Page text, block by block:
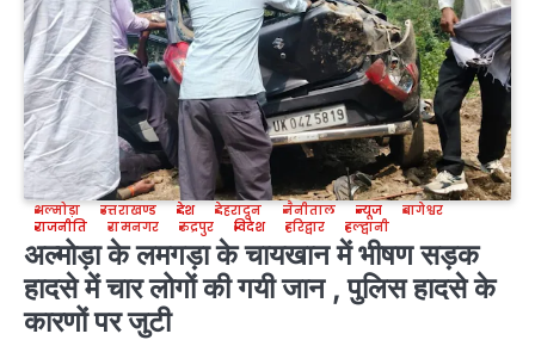
अल्मोड़ा उत्तराखण्ड देश देहरादून नैनीताल न्यूज
बागेश्वर
राजनीति
रामनगर रुद्रपुर विदेश हरिद्वार हल्द्वानी
अल्मोड़ा के लमगड़ा के चायखान में भीषण सड़क
हादसे में चार लोगों की गयी जान , पुलिस हादसे के
कारणों पर जुटी